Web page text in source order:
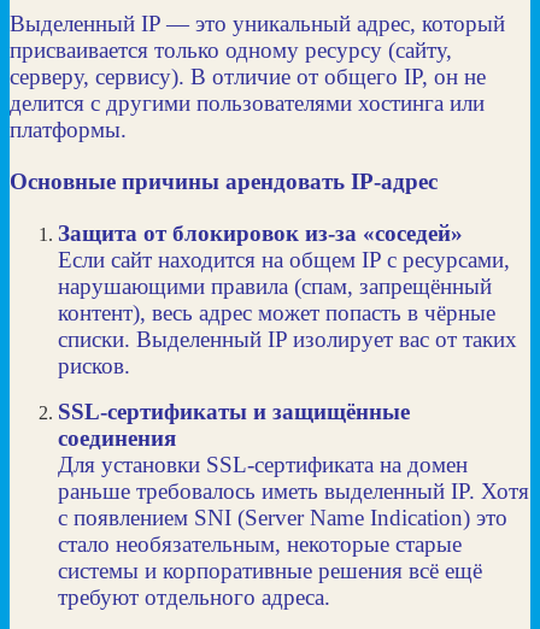
Выделенный IP — это уникальный адрес, который
присваивается только одному ресурсу (сайту,
серверу, сервису). В отличие от общего IP, он не
делится с другими пользователями хостинга или
платформы.
Основные причины арендовать IP‑адрес
Защита от блокировок из‑за «соседей»
Если сайт находится на общем IP с ресурсами,
нарушающими правила (спам, запрещённый
контент), весь адрес может попасть в чёрные
списки. Выделенный IP изолирует вас от таких
рисков.
SSL‑сертификаты и защищённые
соединения
Для установки SSL‑сертификата на домен
раньше требовалось иметь выделенный IP. Хотя
с появлением SNI (Server Name Indication) это
стало необязательным, некоторые старые
системы и корпоративные решения всё ещё
требуют отдельного адреса.